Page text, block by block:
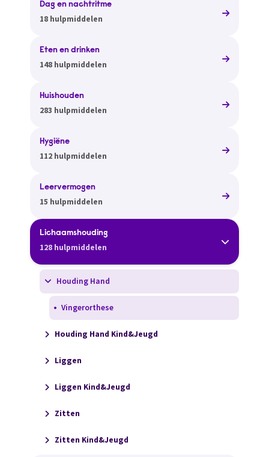
Dag en nachtritme
18 hulpmiddelen
Eten en drinken
148 hulpmiddelen
Huishouden
283 hulpmiddelen
Hygiëne
112 hulpmiddelen
Leervermogen
15 hulpmiddelen
Lichaamshouding
128 hulpmiddelen
Houding Hand
Vingerorthese
Houding Hand Kind&Jeugd
Liggen
Liggen Kind&Jeugd
Zitten
Zitten Kind&Jeugd